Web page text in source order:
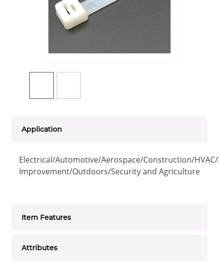
Application
Electrical/Automotive/Aerospace/Construction/
Improvement/Outdoors/Security and Agriculture
Item Features
Attributes